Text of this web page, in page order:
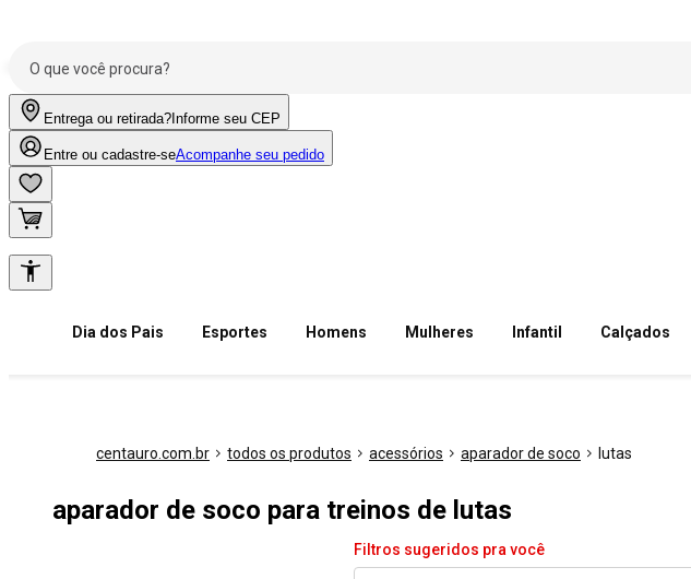
Entrega ou retirada? Informe seu CEP
Entre ou cadastre-seAcompanhe seu pedido
Dia dos Pais Esportes Homens Mulheres Infantil Calçados
centauro.com.br todos os produtos acessórios aparador de soco lutas
aparador de soco para treinos de lutas
Filtros sugeridos pra você